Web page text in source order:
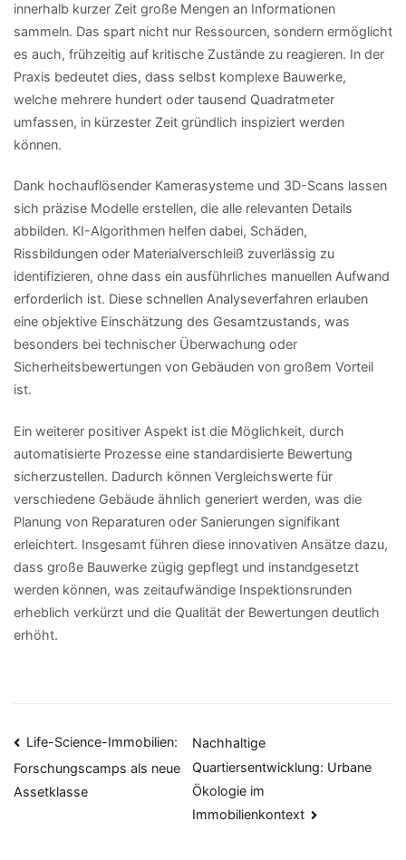
innerhalb kurzer Zeit große Mengen an Informationen
sammeln. Das spart nicht nur Ressourcen, sondern ermöglicht
es auch, frühzeitig auf kritische Zustände zu reagieren. In der
Praxis bedeutet dies, dass selbst komplexe Bauwerke,
welche mehrere hundert oder tausend Quadratmeter
umfassen, in kürzester Zeit gründlich inspiziert werden
können.
Dank hochauflösender Kamerasysteme und 3D-Scans lassen
sich präzise Modelle erstellen, die alle relevanten Details
abbilden. KI-Algorithmen helfen dabei, Schäden,
Rissbildungen oder Materialverschleiß zuverlässig zu
identifizieren, ohne dass ein ausführliches manuellen Aufwand
erforderlich ist. Diese schnellen Analyseverfahren erlauben
eine objektive Einschätzung des Gesamtzustands, was
besonders bei technischer Überwachung oder
Sicherheitsbewertungen von Gebäuden von großem Vorteil
ist.
Ein weiterer positiver Aspekt ist die Möglichkeit, durch
automatisierte Prozesse eine standardisierte Bewertung
sicherzustellen. Dadurch können Vergleichswerte für
verschiedene Gebäude ähnlich generiert werden, was die
Planung von Reparaturen oder Sanierungen signifikant
erleichtert. Insgesamt führen diese innovativen Ansätze dazu,
dass große Bauwerke zügig gepflegt und instandgesetzt
werden können, was zeitaufwändige Inspektionsrunden
erheblich verkürzt und die Qualität der Bewertungen deutlich
erhöht.
Beitragsnavigation
Life-Science-Immobilien:
Forschungscamps als neue
Assetklasse
Nachhaltige
Quartiersentwicklung: Urbane
Ökologie im
Immobilienkontext